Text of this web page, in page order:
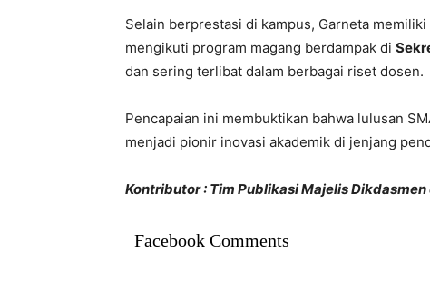
Selain berprestasi di kampus, Garneta
mengikuti program magang berdampak di
dan sering terlibat dalam berbagai riset dosen.
Pencapaian ini membuktikan bahwa lulusan
menjadi pionir inovasi akademik di jenjang
Kontributor : Tim Publikasi Majelis Dikdasmen
Facebook Comments